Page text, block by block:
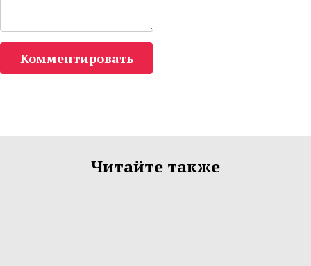
Комментировать
Читайте также